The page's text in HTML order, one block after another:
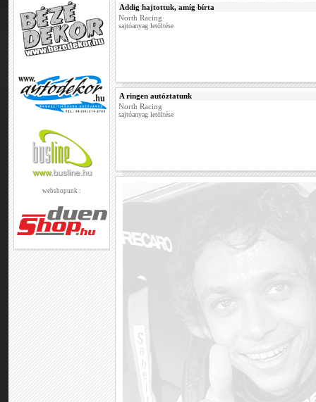
webshopunk :
Addig hajtottuk, amíg bírta
North Racing
sajtóanyag letöltése
A ringen autóztatunk
North Racing
sajtóanyag letöltése